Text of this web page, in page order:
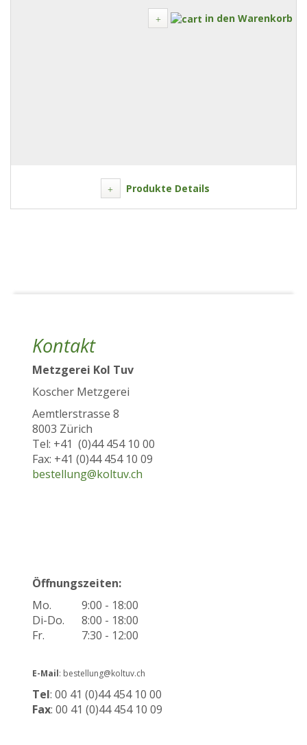
Produkte Details
in den Warenkorb
Kontakt
Metzgerei Kol Tuv
Koscher Metzgerei
Aemtlerstrasse 8
8003 Zürich
Tel: +41 (0)44 454 10 00
Fax: +41 (0)44 454 10 09
bestellung@koltuv.ch
Öffnungszeiten:
Mo.
9:00 - 18:00
Di-Do.
8:00 - 18:00
Fr.
7:30 - 12:00
E-Mail: bestellung@koltuv.ch
Tel: 00 41 (0)44 454 10 00
Fax: 00 41 (0)44 454 10 09